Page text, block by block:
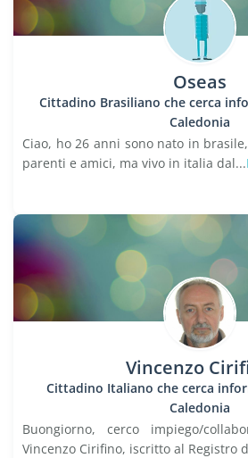
Oseas
Cittadino Brasiliano che cerca
Caledonia
Ciao, ho 26 anni sono nato in
parenti e amici, ma vivo in italia dal...
Vincenzo
Cittadino Italiano che cerca
Caledonia
Buongiorno, cerco impiego/
Vincenzo Cirifino, iscritto al Registro